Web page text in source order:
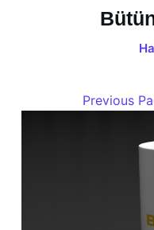
Previous